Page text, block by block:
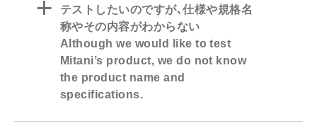
a
テストしたいのですが､仕様や規格名
称やその内容がわからない
Although we would like to test
Mitani’s product, we do not know
the product name and
specifications.